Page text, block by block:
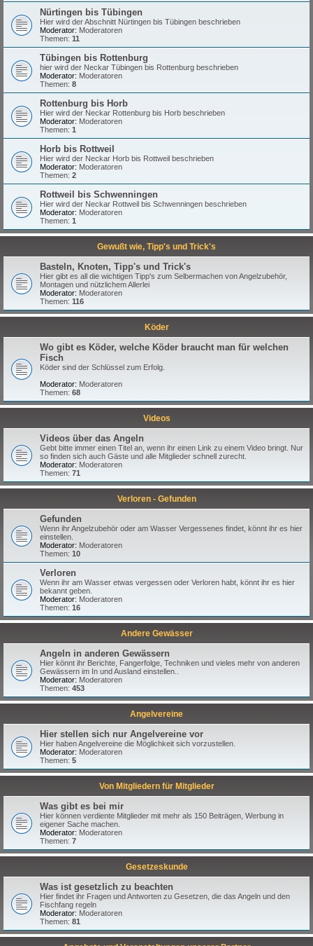
Nürtingen bis Tübingen
Hier wird der Abschnitt Nürtingen bis Tübingen beschrieben
Moderator: Moderatoren
Themen: 11
Tübingen bis Rottenburg
hier wird der Neckar Tübingen bis Rottenburg beschrieben
Moderator: Moderatoren
Themen: 8
Rottenburg bis Horb
Hier wird der Neckar Rottenburg bis Horb beschrieben
Moderator: Moderatoren
Themen: 1
Horb bis Rottweil
Hier wird der Neckar Horb bis Rottweil beschrieben
Moderator: Moderatoren
Themen: 2
Rottweil bis Schwenningen
Hier wird der Neckar Rottweil bis Schwenningen beschrieben
Moderator: Moderatoren
Themen: 1
Gewußt wie, Tipp's und Trick's
Basteln, Knoten, Tipp's und Trick's
Hier gibt es all die wichtigen Tipp's zum Selbermachen von Angelzubehör,
Montagen und nützlichem Allerlei
Moderator: Moderatoren
Themen: 116
Köder
Wo gibt es Köder, welche Köder braucht man für welchen
Fisch
Köder sind der Schlüssel zum Erfolg.
Moderator: Moderatoren
Themen: 68
Videos
Videos über das Angeln
Gebt bitte immer einen Titel an, wenn ihr einen Link zu einem Video bringt. Nur
so finden sich auch Gäste und alle Mitglieder schnell zurecht.
Moderator: Moderatoren
Themen: 71
Verloren - Gefunden
Gefunden
Wenn ihr Angelzubehör oder am Wasser Vergessenes findet, könnt ihr es hier
einstellen.
Moderator: Moderatoren
Themen: 10
Verloren
Wenn ihr am Wasser etwas vergessen oder Verloren habt, könnt ihr es hier
bekannt geben.
Moderator: Moderatoren
Themen: 16
Andere Gewässer
Angeln in anderen Gewässern
Hier könnt ihr Berichte, Fangerfolge, Techniken und vieles mehr von anderen
Gewässern im In und Ausland einstellen..
Moderator: Moderatoren
Themen: 453
Angelvereine
Hier stellen sich nur Angelvereine vor
Hier haben Angelvereine die Möglichkeit sich vorzustellen.
Moderator: Moderatoren
Themen: 5
Von Mitgliedern für Mitglieder
Was gibt es bei mir
Hier können verdiente Mitglieder mit mehr als 150 Beiträgen, Werbung in
eigener Sache machen.
Moderator: Moderatoren
Themen: 7
Gesetzeskunde
Was ist gesetzlich zu beachten
Hier findet ihr Fragen und Antworten zu Gesetzen, die das Angeln und den
Fischfang regeln
Moderator: Moderatoren
Themen: 81